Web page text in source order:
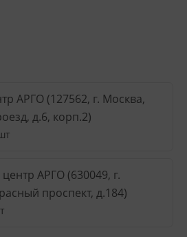
АРГО (127562, г. Москва,
д.6, корп.2)
АРГО (630049, г.
проспект, д.184)